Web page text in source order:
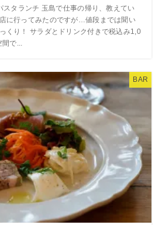
スタランチ 玉島で仕事の帰り、教えてい
に行ってみたのですが…値段までは聞い
くり！ サラダとドリンク付きで税込み1,0
で...
BAR